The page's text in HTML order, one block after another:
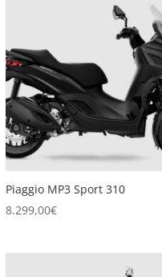
143,10€.
Piaggio MP3 Sport 310
8.299,00€